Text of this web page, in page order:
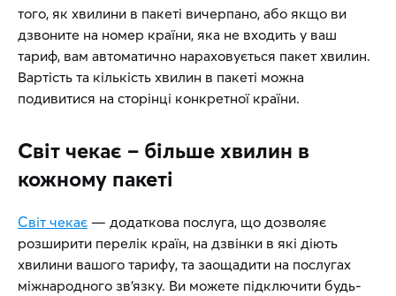
того, як хвилини в пакеті вичерпано, або якщо ви
дзвоните на номер країни, яка не входить у ваш
тариф, вам автоматично нараховується пакет хвилин.
Вартість та кількість хвилин в пакеті можна
подивитися на сторінці конкретної країни.
Світ чекає – більше хвилин в
кожному пакеті
Світ чекає — додаткова послуга, що дозволяє
розширити перелік країн, на дзвінки в які діють
хвилини вашого тарифу, та заощадити на послугах
міжнародного зв’язку. Ви можете підключити будь-